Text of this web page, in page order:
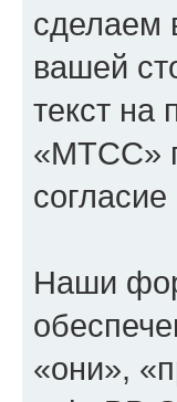
сделаем
вашей
текст на
«МТСС»
Наши
«они»,